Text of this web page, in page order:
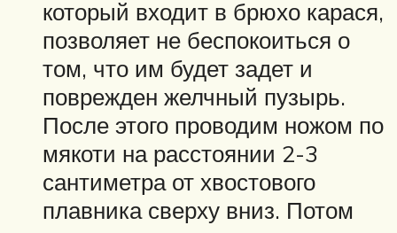
который входит в брюхо карася,
позволяет не беспокоиться о
том, что им будет задет и
поврежден желчный пузырь.
После этого проводим ножом по
мякоти на расстоянии 2-3
сантиметра от хвостового
плавника сверху вниз. Потом